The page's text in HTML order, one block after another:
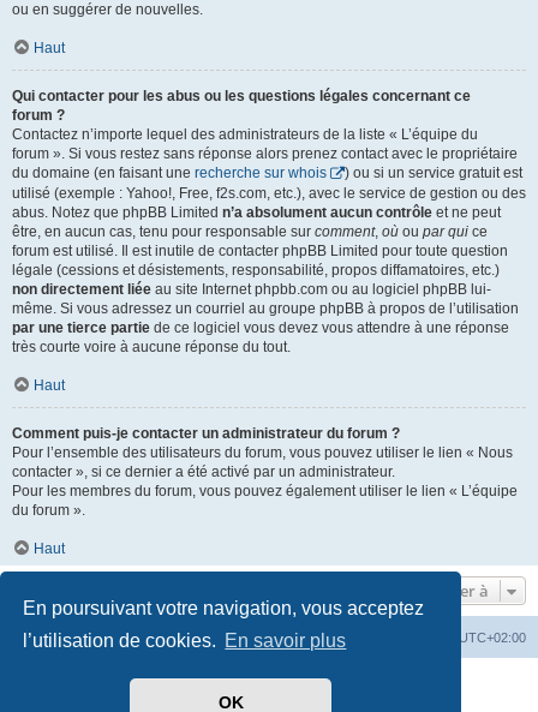
En poursuivant votre navigation, vous acceptez
l’utilisation de cookies. En savoir plus
OK
ou en suggérer de nouvelles.
Haut
Qui contacter pour les abus ou les questions légales concernant ce
forum ?
Contactez n’importe lequel des administrateurs de la liste « L’équipe du
forum ». Si vous restez sans réponse alors prenez contact avec le propriétaire
du domaine (en faisant une recherche sur whois
) ou si un service gratuit est
utilisé (exemple : Yahoo!, Free, f2s.com, etc.), avec le service de gestion ou des
abus. Notez que phpBB Limited n’a absolument aucun contrôle et ne peut
être, en aucun cas, tenu pour responsable sur comment, où ou par qui ce
forum est utilisé. Il est inutile de contacter phpBB Limited pour toute question
légale (cessions et désistements, responsabilité, propos diffamatoires, etc.)
non directement liée au site Internet phpbb.com ou au logiciel phpBB lui-
même. Si vous adressez un courriel au groupe phpBB à propos de l’utilisation
par une tierce partie de ce logiciel vous devez vous attendre à une réponse
très courte voire à aucune réponse du tout.
Haut
Comment puis-je contacter un administrateur du forum ?
Pour l’ensemble des utilisateurs du forum, vous pouvez utiliser le lien « Nous
contacter », si ce dernier a été activé par un administrateur.
Pour les membres du forum, vous pouvez également utiliser le lien « L’équipe
du forum ».
Haut
Aller à
Index du forum UTC+02:00
Développé parphpBB® Forum Software © phpBB Limited
Traduit par